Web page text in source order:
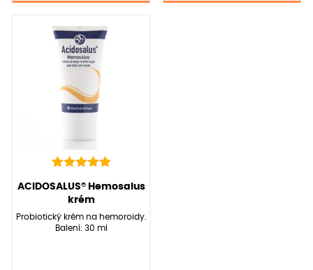
5.00
z 5 na
základě
hodnocení
zákazníků
(Hodnocení:7)
ACIDOSALUS® Hemosalus
krém
Probiotický krém na hemoroidy.
Balení: 30 ml